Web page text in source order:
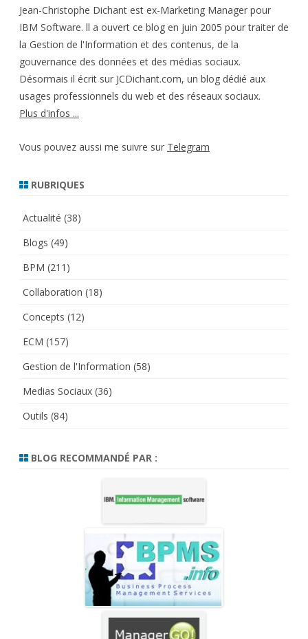
Jean-Christophe Dichant est ex-Marketing Manager pour
IBM Software. ll a ouvert ce blog en juin 2005 pour traiter de
la Gestion de l'Information et des contenus, de la
gouvernance des données et des médias sociaux.
Désormais il écrit sur JCDichant.com, un blog dédié aux
usages professionnels du web et des réseaux sociaux.
Plus d'infos ...
Vous pouvez aussi me suivre sur Telegram
RUBRIQUES
Actualité (38)
Blogs (49)
BPM (211)
Collaboration (18)
Concepts (12)
ECM (157)
Gestion de l'Information (58)
Medias Sociaux (36)
Outils (84)
BLOG RECOMMANDÉ PAR :